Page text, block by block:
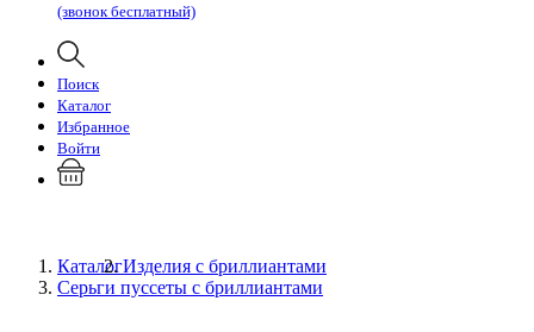
(звонок бесплатный)
Поиск
Каталог
Избранное
Войти
КаталогИзделия с бриллиантами
Серьги пуссеты с бриллиантами